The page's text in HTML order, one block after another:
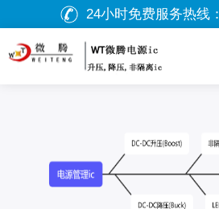
24小时免费服务热线：